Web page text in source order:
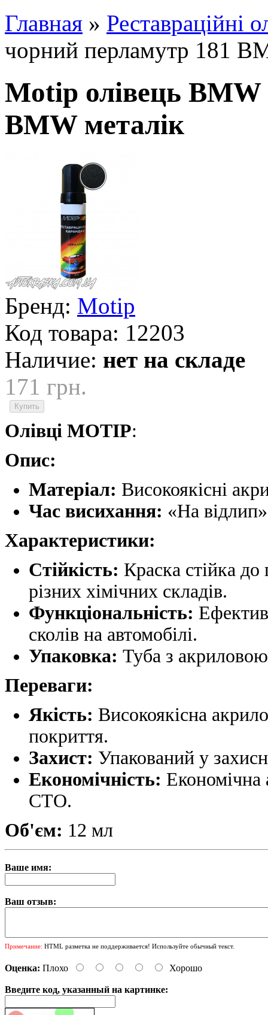
Главная » Реставраційні
чорний перламутр 181
Motip олівець
BMW металік
Бренд: Motip
Код товара: 12203
Наличие: нет на складе
171 грн.
Олівці MOTIP:
Опис:
Матеріал: Високоякісні
Час висихання: «На
Характеристики:
Стійкість: Краска стійка
різних хімічних складів.
Функціональність:
сколів на автомобілі.
Упаковка: Туба з
Переваги:
Якість: Високоякісна
покриття.
Захист: Упакований у
Економічність: Економічна
СТО.
Об'єм: 12 мл
Ваше имя:
Ваш отзыв:
Примечание: HTML разметка не поддерживается! Используйте обычный текст.
Оценка: Плохо Хорошо
Введите код, указанный на картинке: